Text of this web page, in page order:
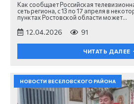
Как сообщает Российская
сеть региона, с 13 по 17 апреля в
пунктах Ростовской области может…
12.04.2026 91
ЧИТАТЬ ДАЛЕЕ
НОВОСТИ ВЕСЕЛОВСКОГО РАЙОНА